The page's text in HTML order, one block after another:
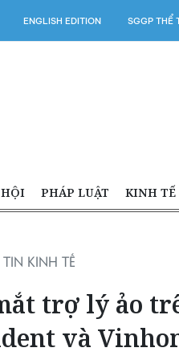
ENGLISH EDITION SGGP THỂ
PHÁP LUẬT KINH TẾ
KINH TẾ
trợ lý ảo
và